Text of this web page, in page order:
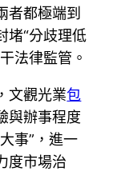
者都極端到
堵“分歧理低
法律監管。
文觀光業包
與辦事程度
事”，進一
度市場治